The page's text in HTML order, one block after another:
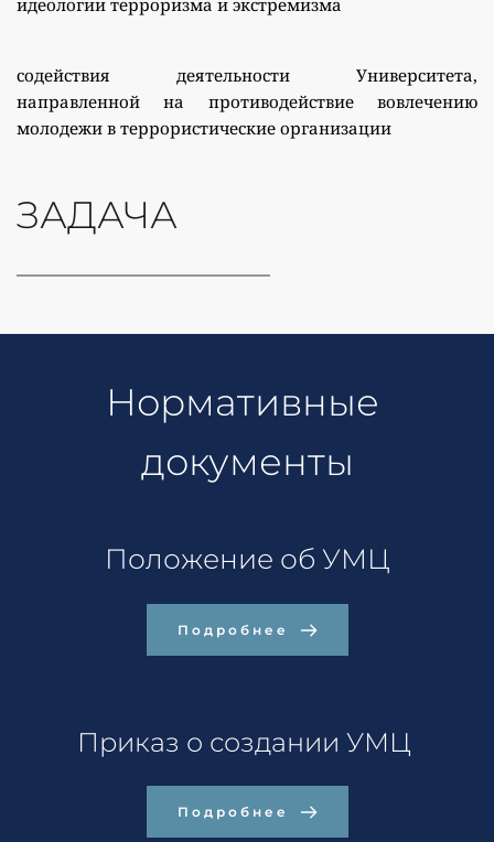
идеологии терроризма и экстремизма
содействия деятельности Университета,
направленной на противодействие вовлечению
молодежи в террористические организации
ЗАДАЧА
Нормативные
документы
Положение об УМЦ
Подробнее
Приказ о создании УМЦ
Подробнее